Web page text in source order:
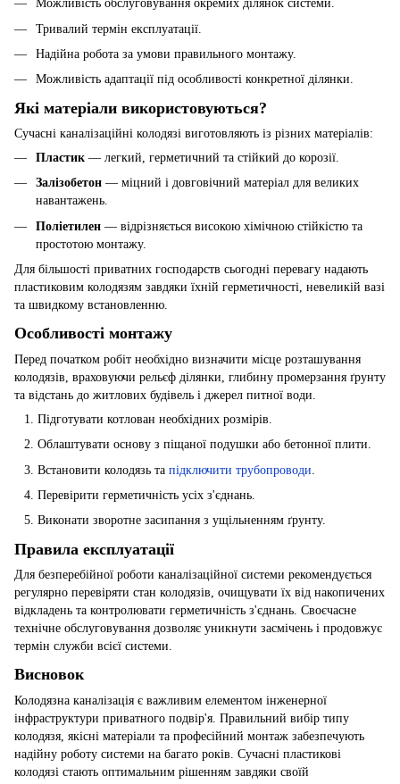
Можливість обслуговування окремих ділянок системи.
Тривалий термін експлуатації.
Надійна робота за умови правильного монтажу.
Можливість адаптації під особливості конкретної ділянки.
Які матеріали використовуються?
Сучасні каналізаційні колодязі виготовляють із різних матеріалів:
Пластик — легкий, герметичний та стійкий до корозії.
Залізобетон — міцний і довговічний матеріал для великих
навантажень.
Поліетилен — відрізняється високою хімічною стійкістю та
простотою монтажу.
Для більшості приватних господарств сьогодні перевагу надають
пластиковим колодязям завдяки їхній герметичності, невеликій вазі
та швидкому встановленню.
Особливості монтажу
Перед початком робіт необхідно визначити місце розташування
колодязів, враховуючи рельєф ділянки, глибину промерзання ґрунту
та відстань до житлових будівель і джерел питної води.
Підготувати котлован необхідних розмірів.
Облаштувати основу з піщаної подушки або бетонної плити.
Встановити колодязь та підключити трубопроводи
Перевірити герметичність усіх з'єднань.
Виконати зворотне засипання з ущільненням ґрунту.
Правила експлуатації
Для безперебійної роботи каналізаційної системи рекомендується
регулярно перевіряти стан колодязів, очищувати їх від накопичених
відкладень та контролювати герметичність з'єднань. Своєчасне
технічне обслуговування дозволяє уникнути засмічень і продовжує
термін служби всієї системи.
Висновок
Колодязна каналізація є важливим елементом інженерної
інфраструктури приватного подвір'я. Правильний вибір типу
колодязя, якісні матеріали та професійний монтаж забезпечують
надійну роботу системи на багато років. Сучасні пластикові
колодязі стають оптимальним рішенням завдяки своїй